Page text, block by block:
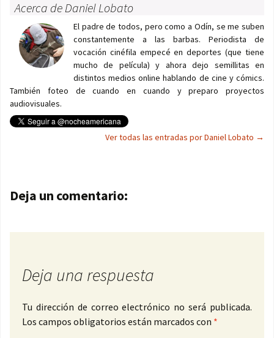
Acerca de Daniel Lobato
El padre de todos, pero como a Odín, se me suben
constantemente a las barbas. Periodista de
vocación cinéfila empecé en deportes (que tiene
mucho de película) y ahora dejo semillitas en
distintos medios online hablando de cine y cómics.
También foteo de cuando en cuando y preparo proyectos
audiovisuales.
Ver todas las entradas por Daniel Lobato →
Navegación de entradas
Deja un comentario:
Deja una respuesta
Tu dirección de correo electrónico no será publicada.
Los campos obligatorios están marcados con *